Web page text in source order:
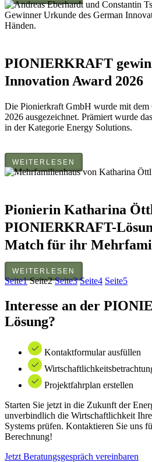
PIONIERKRAFT
Innovation Award 2026
Die Pionierkraft GmbH wurde mit dem
2026 ausgezeichnet. Prämiert wurde
in der Kategorie Energy Solutions.
WEITERLESEN
Pionierin Katharina
PIONIERKRAFT-
Match für ihr
WEITERLESEN
Seite1 Seite2 Seite3 Seite4 Seite5
Interesse an der
Lösung?
Kontaktformular ausfüllen
Projektfahrplan erstellen
Starten Sie jetzt in die Zukunft der
unverbindlich die Wirtschaftlichkeit
Systems prüfen. Kontaktieren Sie uns
Berechnung!
Jetzt Beratungsgespräch vereinbaren